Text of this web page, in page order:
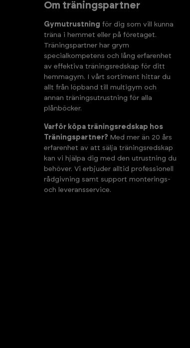
Om träningspartner
Gymutrustning för dig som vill kunna
träna i hemmet eller på företaget.
Träningspartner har grym
specialkompetens och lång erfarenhet
av effektiva träningsredskap för ditt
hemmagym. I vårt sortiment hittar du
allt från löpband till multigym och
annan träningsutrustning för alla
plånböcker.
Varför köpa träningsredskap hos
Träningspartner? Med mer än 20 års
erfarenhet av att sälja träningsredskap
kan vi hjälpa dig med den utrustning du
behöver. Vi erbjuder alltid professionell
rådgivning samt support monterings-
och leveransservice.